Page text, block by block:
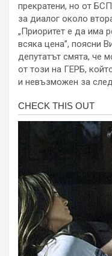
прекратени, но от
за диалог около
„Приоритет е да има
всяка цена”, поясни
депутатът смята, че
от този на ГЕРБ,
и невъзможен за